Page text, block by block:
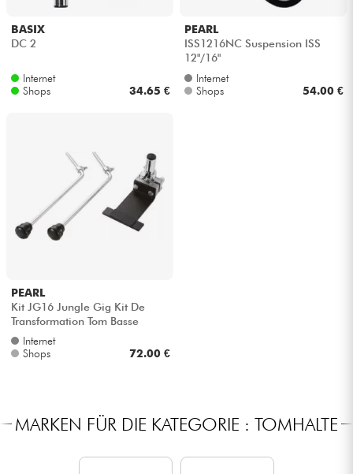
BASIX
DC 2
Internet
Shops
34.65 €
PEARL
ISS1216NC Suspension ISS
12"/16"
Internet
Shops
54.00 €
PEARL
Kit JG16 Jungle Gig Kit De
Transformation Tom Basse
Internet
Shops
72.00 €
MARKEN FÜR DIE KATEGORIE : TOMHALTE